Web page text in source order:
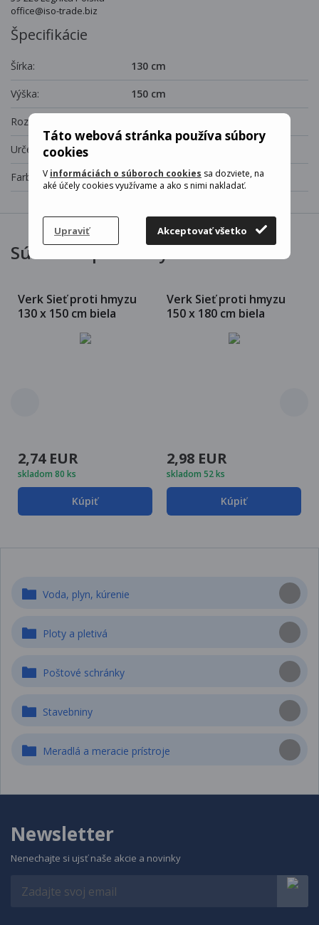
Táto webová stránka používa súbory
cookies
V informáciách o súboroch cookies sa dozviete, na
aké účely cookies využívame a ako s nimi nakladať.
Upraviť Akceptovať všetko
office@iso-trade.biz
Špecifikácie
Šírka: 130 cm
Výška: 150 cm
Rozmery:
Určenie:
Farba: biela
Súvisiace produkty
Verk Sieť proti hmyzu
130 x 150 cm biela
2,74 EUR
skladom 80 ks
Kúpiť
Verk Sieť proti hmyzu
150 x 180 cm biela
2,98 EUR
skladom 52 ks
Kúpiť
Voda, plyn, kúrenie
Ploty a pletivá
Poštové schránky
Stavebniny
Meradlá a meracie prístroje
Newsletter
Nenechajte si ujsť naše akcie a novinky